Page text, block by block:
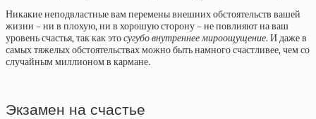
Никакие неподвластные вам перемены внешних обстоятельств вашей
жизни – ни в плохую, ни в хорошую сторону – не повлияют на ваш
уровень счастья, так как этосугубо внутреннее мироощущение. И даже в
самых тяжелых обстоятельствах можно быть намного счастливее, чем со
случайным миллионом в кармане.
Экзамен на счастье